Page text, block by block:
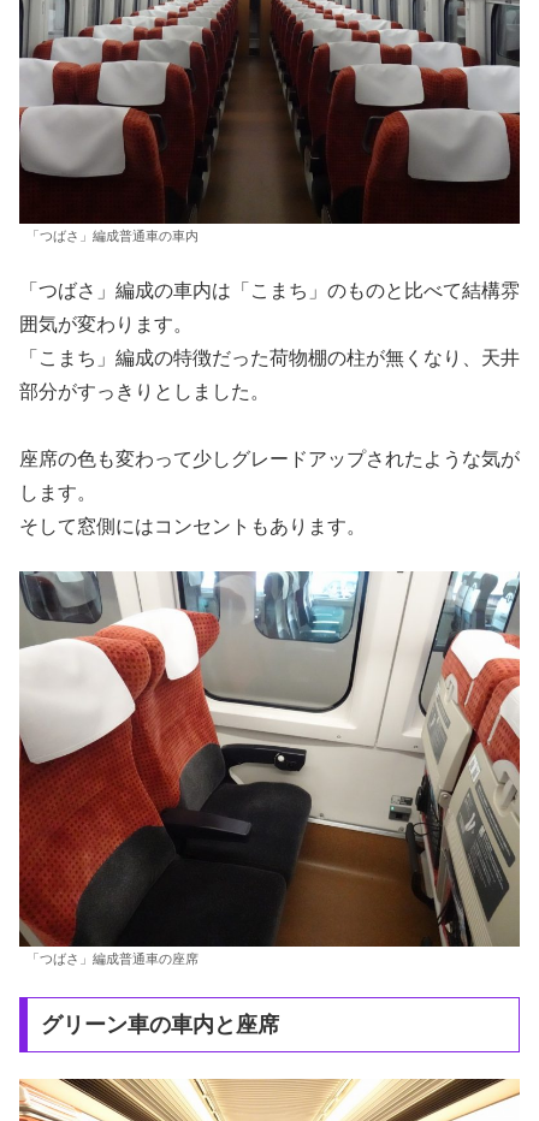
「つばさ」編成普通車の車内
「つばさ」編成の車内は「こまち」のものと比べて結構雰
囲気が変わります。
「こまち」編成の特徴だった荷物棚の柱が無くなり、天井
部分がすっきりとしました。
座席の色も変わって少しグレードアップされたような気が
します。
そして窓側にはコンセントもあります。
「つばさ」編成普通車の座席
グリーン車の車内と座席